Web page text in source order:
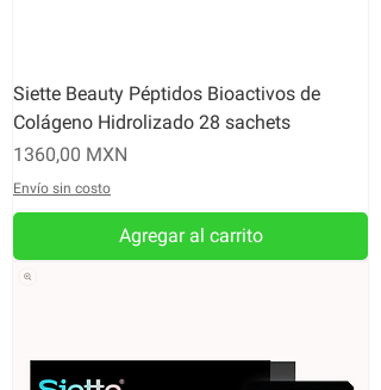
Siette Beauty Péptidos Bioactivos de
Colágeno Hidrolizado 28 sachets
Precio
1360,00 MXN
Envío sin costo
Agregar al carrito